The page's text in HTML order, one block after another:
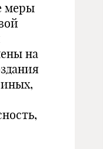
меры
на